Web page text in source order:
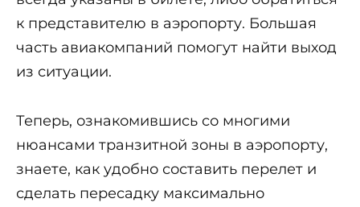
к представителю в аэропорту. Большая
часть авиакомпаний помогут найти выход
из ситуации.
Теперь, ознакомившись со многими
нюансами транзитной зоны в аэропорту,
знаете, как удобно составить перелет и
сделать пересадку максимально